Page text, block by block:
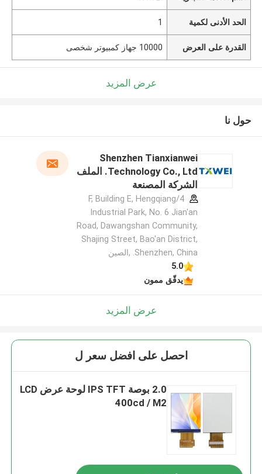
الحد الأدنى لكمية 1
القدرة على العرض 10000 جهاز كمبيوتر شخصى
عرض المزيد
حول نا
Shenzhen Tianxianwei
Technology Co., Ltd. الملف
الشركة المصنعة
4/F, Building E, Hengqiang
Industrial Park, No. 6 Jian'an
Road, Dawangshan Community,
Shajing Street, Bao'an District,
Shenzhen, China. ,الصين
5.0
يدقّق ممون
عرض المزيد
احصل على افضل سعر ل
2.0 بوصة IPS TFT لوحة عرض LCD
400cd / M2